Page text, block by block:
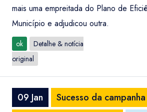
mais uma empreitada do Plano de
Município e adjudicou outra.
ok
Detalhe & notícia
original
09 Jan
Sucesso da